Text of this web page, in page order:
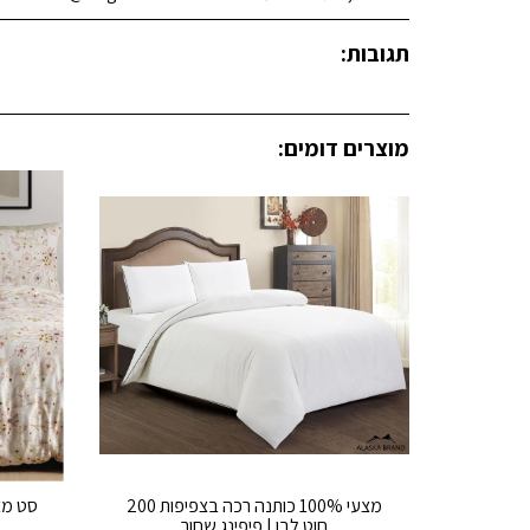
תגובות:
מוצרים דומים:
מצעי 100% כותנה רכה בצפיפות 200
סט מצעים